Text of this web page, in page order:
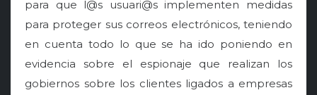
e
d
o
para que l@s usuari@s implementen medidas
para proteger sus correos electrónicos, teniendo
en cuenta todo lo que se ha ido poniendo en
evidencia sobre el espionaje que realizan los
gobiernos sobre los clientes ligados a empresas